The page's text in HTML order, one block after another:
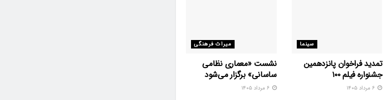
سینما
تمدید فراخوان پانزدهمین
جشنواره فیلم ۱۰۰
میراث فرهنگی
نشست «معماری نظامی
ساسانی» برگزار می‌شود